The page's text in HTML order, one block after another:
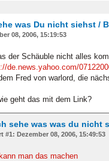
was Du nicht siehst /
08, 2006, 15:19:53
der Schäuble nicht alles
de.news.yahoo.com/
Fred von warlord, die
geht das mit dem Link?
sehe was was du nicht
#1: Dezember 08, 2006, 15:49:53
man das machen